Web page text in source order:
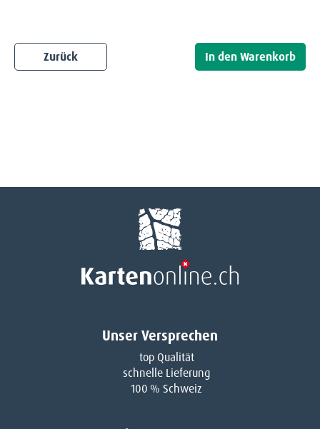
Zurück
Unser Versprechen
top Qualität
schnelle Lieferung
100 % Schweiz